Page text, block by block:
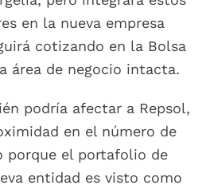
en la nueva empresa
cotizando en la Bolsa
área de negocio intacta.
podría afectar a Repsol,
en el número de
porque el portafolio de
entidad es visto como